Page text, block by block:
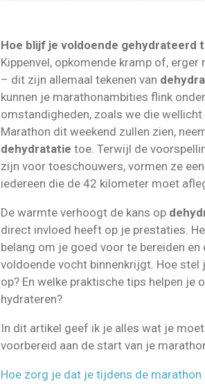
Hoe blijf je voldoende gehydrateerd
Kippenvel, opkomende kramp of,
– dit zijn allemaal tekenen van
kunnen je marathonambities flink
omstandigheden, zoals we die
Marathon dit weekend zullen zien,
dehydratatie toe. Terwijl de
zijn voor toeschouwers, vormen ze
iedereen die de 42 kilometer moet
De warmte verhoogt de kans op
direct invloed heeft op je prestaties.
belang om je goed voor te bereiden
voldoende vocht binnenkrijgt. Hoe
op? En welke praktische tips helpen je
hydrateren?
In dit artikel geef ik je alles wat je
voorbereid aan de start van je
Hoe zorg je dat je tijdens de